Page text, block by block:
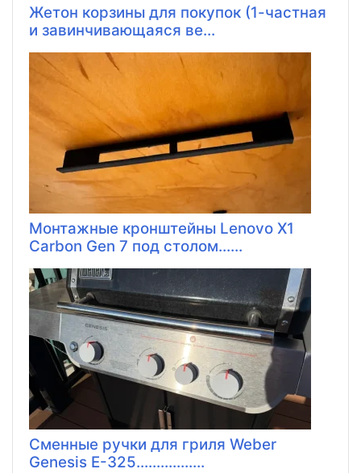
Жетон корзины для покупок (1-частная
и завинчивающаяся ве...
Монтажные кронштейны Lenovo X1
Carbon Gen 7 под столом......
Сменные ручки для гриля Weber
Genesis E-325.................